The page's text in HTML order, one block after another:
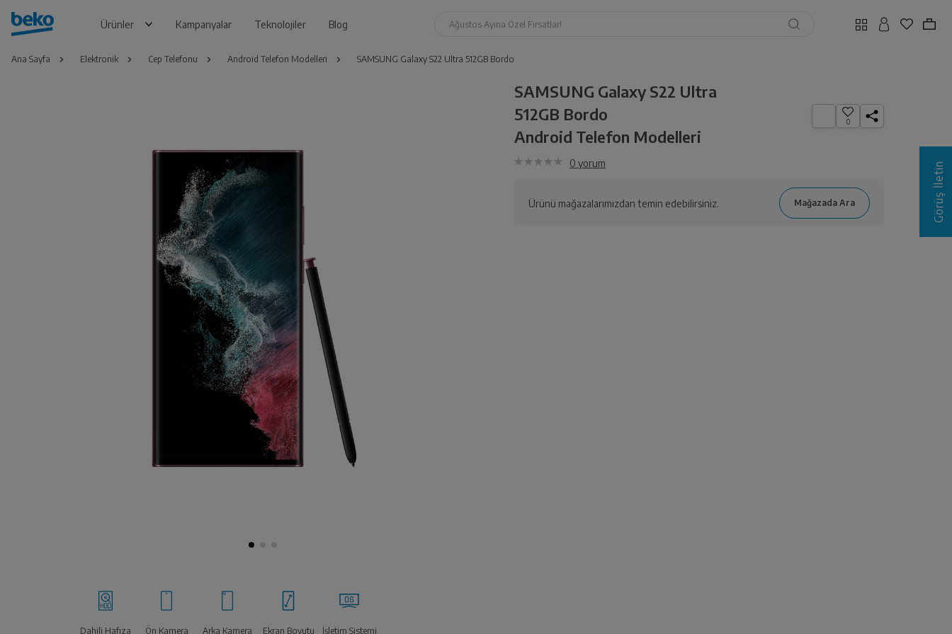
Ürünler Kampanyalar Teknolojiler Blog Ağustos Ayına Özel Fırsatlar!
Ana Sayfa Elektronik Cep Telefonu Android Telefon Modelleri SAMSUNG Galaxy S22 Ultra 512GB Bordo
Dahili Hafıza
Ön Kamera
Arka Kamera
Ekran Boyutu
İşletim Sistemi
SAMSUNG Galaxy S22 Ultra
512GB Bordo
Android Telefon Modelleri
0
0 yorum
Ürünü mağazalarımızdan temin edebilirsiniz. Görüş İletin